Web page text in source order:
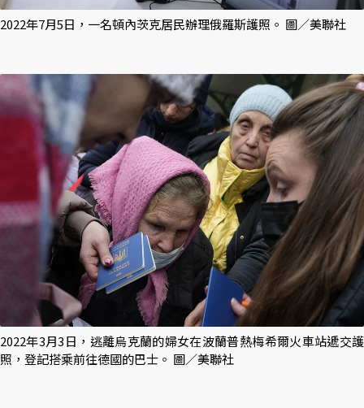
2022年7月5日，一名頓內茨克居民辦理俄羅斯護照。 圖／美聯社
2022年3月3日，逃離烏克蘭的婦女在波蘭普熱梅希爾火車站遞交護
照，登記搭乘前往德國的巴士。 圖／美聯社